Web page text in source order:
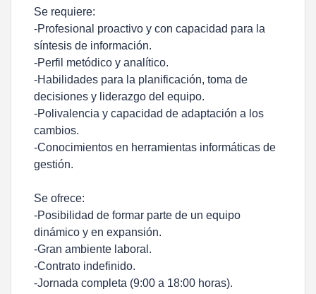
Se requiere:
-Profesional proactivo y con capacidad para la
síntesis de información.
-Perfil metódico y analítico.
-Habilidades para la planificación, toma de
decisiones y liderazgo del equipo.
-Polivalencia y capacidad de adaptación a los
cambios.
-Conocimientos en herramientas informáticas de
gestión.
Se ofrece:
-Posibilidad de formar parte de un equipo
dinámico y en expansión.
-Gran ambiente laboral.
-Contrato indefinido.
-Jornada completa (9:00 a 18:00 horas).